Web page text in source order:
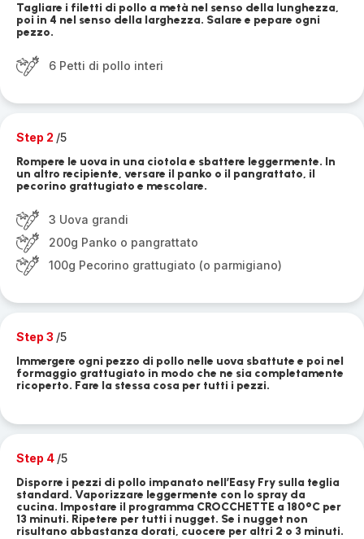
Tagliare i filetti di pollo a metà nel senso della lunghezza,
poi in 4 nel senso della larghezza. Salare e pepare ogni
pezzo.
6 Petti di pollo interi
Step 2 /5
Rompere le uova in una ciotola e sbattere leggermente. In
un altro recipiente, versare il panko o il pangrattato, il
pecorino grattugiato e mescolare.
3 Uova grandi
200g Panko o pangrattato
100g Pecorino grattugiato (o parmigiano)
Step 3 /5
Immergere ogni pezzo di pollo nelle uova sbattute e poi nel
formaggio grattugiato in modo che ne sia completamente
ricoperto. Fare la stessa cosa per tutti i pezzi.
Step 4 /5
Disporre i pezzi di pollo impanato nell’Easy Fry sulla teglia
standard. Vaporizzare leggermente con lo spray da
cucina. Impostare il programma CROCCHETTE a 180°C per
13 minuti. Ripetere per tutti i nugget. Se i nugget non
risultano abbastanza dorati, cuocere per altri 2 o 3 minuti.